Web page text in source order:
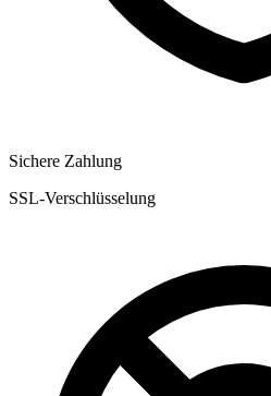
Sichere Zahlung
SSL-Verschlüsselung